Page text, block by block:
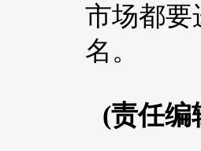
市场都要
名。
(责任编